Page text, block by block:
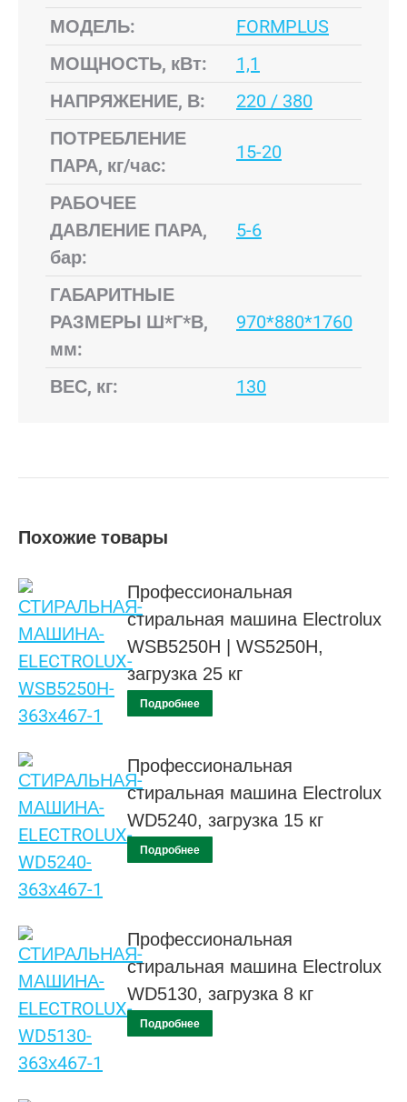
МОДЕЛЬ:
FORMPLUS
МОЩНОСТЬ, кВт:
1,1
НАПРЯЖЕНИЕ, В:
220 / 380
ПОТРЕБЛЕНИЕ
ПАРА, кг/час:
15-20
РАБОЧЕЕ
ДАВЛЕНИЕ ПАРА,
бар:
5-6
ГАБАРИТНЫЕ
РАЗМЕРЫ Ш*Г*В,
мм:
970*880*1760
ВЕС, кг: 130
Похожие товары
Профессиональная
стиральная машина Electrolux
WSB5250H | WS5250H,
загрузка 25 кг
Подробнее
Профессиональная
стиральная машина Electrolux
WD5240, загрузка 15 кг
Подробнее
Профессиональная
стиральная машина Electrolux
WD5130, загрузка 8 кг
Подробнее